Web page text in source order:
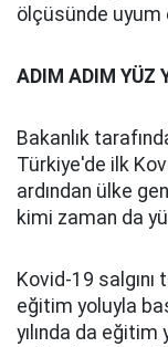
ölçüsünde uyum
ADIM ADIM YÜZ
Bakanlık
Türkiye'de ilk
ardından ülke
kimi zaman da
Kovid-19
eğitim yoluyla
yılında da eğitim